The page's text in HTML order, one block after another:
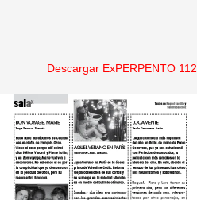
Descargar ExPERPENTO 112